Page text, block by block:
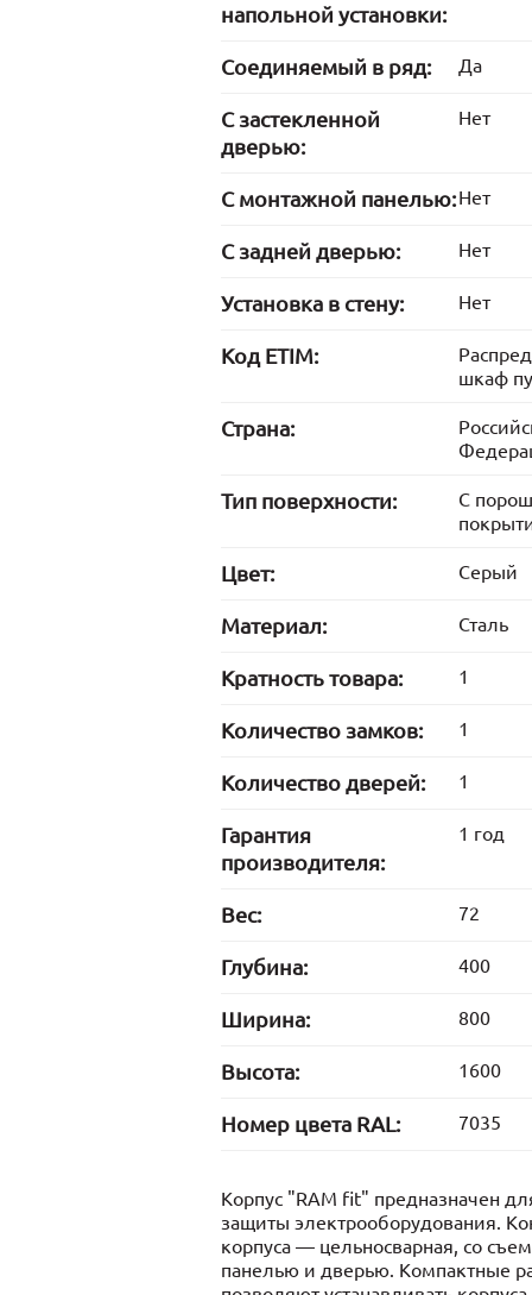
напольной установки:
Соединяемый в ряд: Да
С застекленной
дверью:
Нет
С монтажной панелью:Нет
С задней дверью: Нет
Установка в стену: Нет
Код ETIM:
шкаф
Страна:
Тип поверхности:
С
Цвет: Серый
Материал: Сталь
Кратность товара: 1
Количество замков: 1
Количество дверей: 1
Гарантия
производителя:
1 год
Вес: 72
Глубина: 400
Ширина: 800
Высота: 1600
Номер цвета RAL: 7035
Корпус "RAM fit" предназначен
защиты электрооборудования.
корпуса — цельносварная, со
панелью и дверью. Компактные